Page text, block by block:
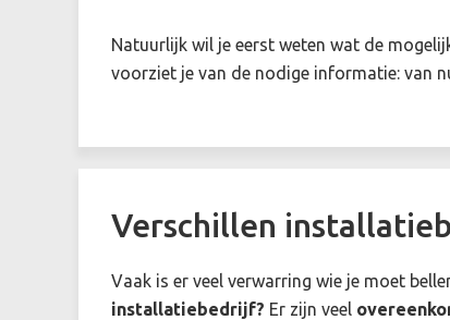
Natuurlijk wil je eerst weten wat de
voorziet je van de nodige informatie: van
Verschillen
Vaak is er veel verwarring wie je moet
installatiebedrijf? Er zijn veel